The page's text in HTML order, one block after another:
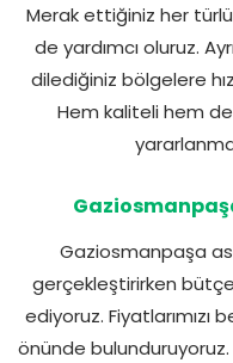
Merak ettiğiniz her
de yardımcı oluruz.
dilediğiniz bölgelere
Hem kaliteli hem
Gaziosmanpaşa
gerçekleştirirken
ediyoruz.
önünde bulunduruyoruz.